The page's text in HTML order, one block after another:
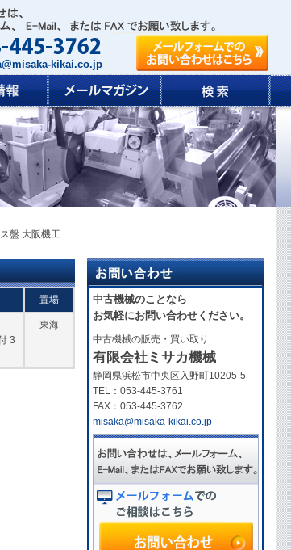
kikai.co.jp
盤 大阪機工
置場
3
東海
中古機械のことなら
お気軽にお問い合わせください。
中古機械の販売・買い取り
有限会社ミサカ機械
静岡県浜松市中央区入野町10205-5
TEL：053-445-3761
FAX：053-445-3762
misaka@misaka-kikai.co.jp